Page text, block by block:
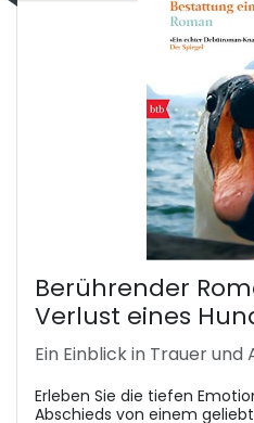
Berührender
Verlust eines
Ein Einblick in Trauer und
Erleben Sie die tiefen
Abschieds von einem